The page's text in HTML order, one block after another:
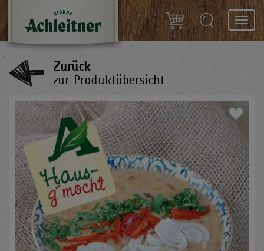
Zurück
zur Produktübersicht